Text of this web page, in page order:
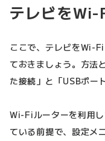
テレビをWi-
ここで、テレビをWi-
ておきましょう。方法
た接続」と「USBポー
Wi-Fiルーターを利用
ている前提で、設定メ